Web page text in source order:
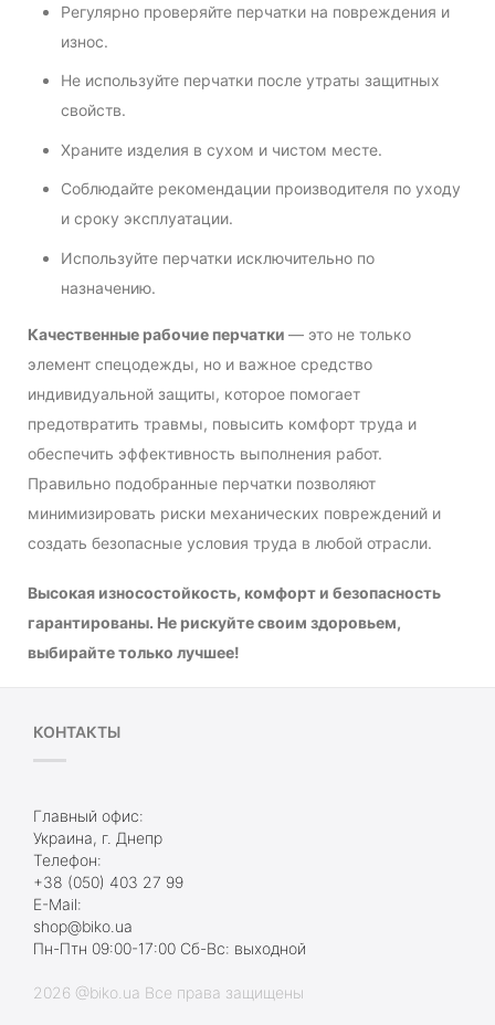
Регулярно проверяйте перчатки на повреждения и
износ.
Не используйте перчатки после утраты защитных
свойств.
Храните изделия в сухом и чистом месте.
Соблюдайте рекомендации производителя по уходу
и сроку эксплуатации.
Используйте перчатки исключительно по
назначению.
Качественные рабочие перчатки — это не только
элемент спецодежды, но и важное средство
индивидуальной защиты, которое помогает
предотвратить травмы, повысить комфорт труда и
обеспечить эффективность выполнения работ.
Правильно подобранные перчатки позволяют
минимизировать риски механических повреждений и
создать безопасные условия труда в любой отрасли.
Высокая износостойкость, комфорт и безопасность
гарантированы. Не рискуйте своим здоровьем,
выбирайте только лучшее!
КОНТАКТЫ
Главный офис:
Украина, г. Днепр
Телефон:
+38 (050) 403 27 99
E-Mail:
shop@biko.ua
Пн-Птн 09:00-17:00 Сб-Вс: выходной
2026 @biko.ua Все права защищены